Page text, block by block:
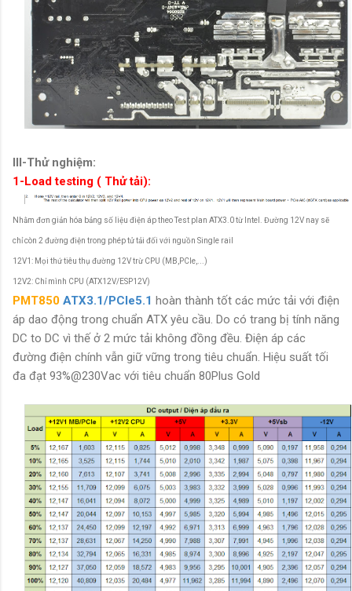
III-Thử nghiệm:
1-Load testing ( Thử tải):
Nhằm đơn giản hóa bảng số liệu điện áp theo Test plan ATX3.0 từ Intel. Đường 12V nay sẽ
chỉ còn 2 đường điện trong phép tử tải đối với nguồn Single rail
12V1: Mọi thứ tiêu thụ đường 12V trừ CPU (MB,PCIe,...)
12V2: Chỉ mình CPU (ATX12V/ESP12V)
PMT850 ATX3.1/PCIe5.1 hoàn thành tốt các mức tải với điện
áp dao động trong chuẩn ATX yêu cầu. Do có trang bị tính năng
DC to DC vì thế ở 2 mức tải không đồng đều. Điện áp các
đường điện chính vẫn giữ vững trong tiêu chuẩn. Hiệu suất tối
đa đạt 93%@230Vac với tiêu chuẩn 80Plus Gold